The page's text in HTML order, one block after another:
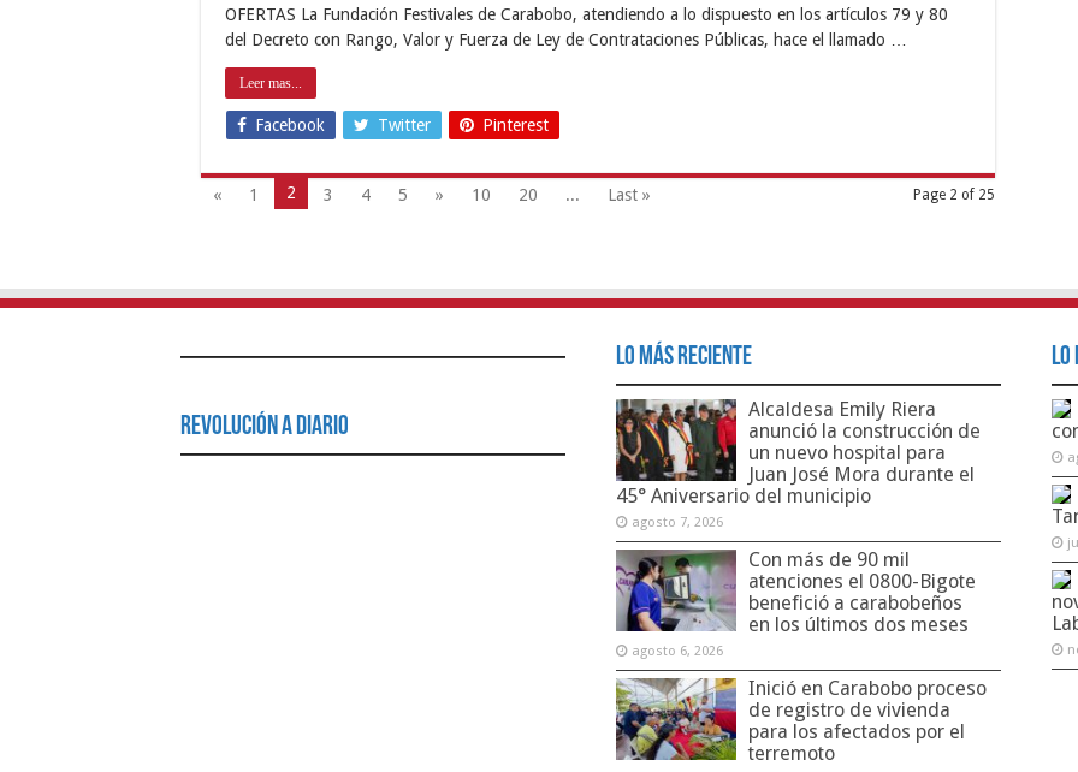
OFERTAS La Fundación Festivales de Carabobo, atendiendo a lo dispuesto en los artículos 79 y 80
del Decreto con Rango, Valor y Fuerza de Ley de Contrataciones Públicas, hace el llamado …
Leer mas...
Facebook Twitter Pinterest
Page 2 of 25
« 1 2 3 4 5 » 10 20 ... Last »
Revolución a Diario
Lo Más Reciente
Alcaldesa Emily Riera
anunció la construcción de
un nuevo hospital para
Juan José Mora durante el
45° Aniversario del municipio
agosto 7, 2026
Con más de 90 mil
atenciones el 0800-Bigote
benefició a carabobeños
en los últimos dos meses
agosto 6, 2026
Inició en Carabobo proceso
de registro de vivienda
para los afectados por el
terremoto